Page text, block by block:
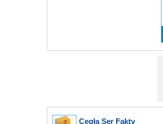
Cegła Ser Fakty